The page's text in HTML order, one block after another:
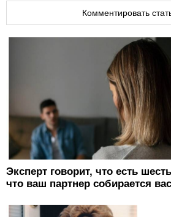
Комментировать
Эксперт говорит, что есть
что ваш партнер собирается